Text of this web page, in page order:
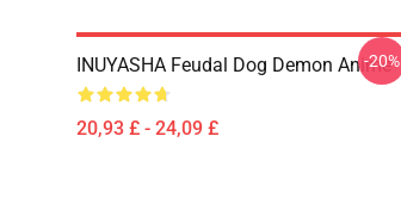
INUYASHA Feudal Dog Demon Anime
20,93 £ - 24,09 £
-20%